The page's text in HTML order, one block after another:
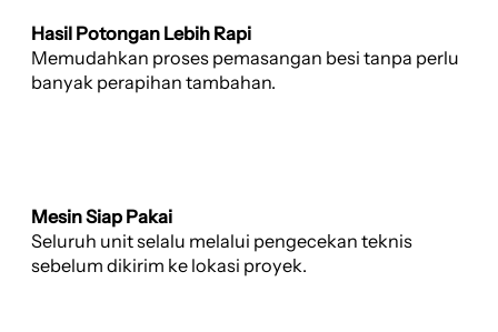
Hasil Potongan Lebih Rapi
Memudahkan proses pemasangan besi tanpa perlu
banyak perapihan tambahan.
Mesin Siap Pakai
Seluruh unit selalu melalui pengecekan teknis
sebelum dikirim ke lokasi proyek.